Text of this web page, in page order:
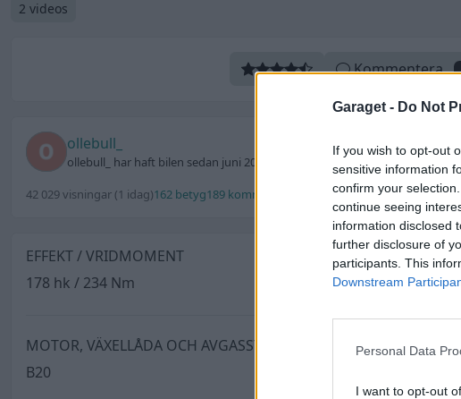
Garaget - Do Not
If you wish to opt-out
sensitive information
confirm your
continue seeing
information disclosed
further disclosure of
participants. This
Downstream
Personal Data
I want to opt-out
2 videos
Kommentera
ollebull_
ollebull_ har haft bilen sedan juni 2006
42 029 visningar (1 idag)162 betyg189 kommentarer 2 videos75 favoriter 14
EFFEKT / VRIDMOMENT
178 hk / 234 Nm
MOTOR, VÄXELLÅDA OCH AVGASSYSTEM
B20